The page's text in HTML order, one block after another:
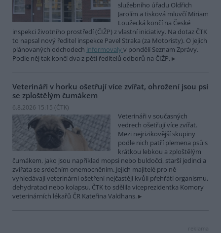
služebního úřadu Oldřich
Jarolím a tisková mluvčí Miriam
Loužecká končí na České
inspekci životního prostředí (ČIŽP) z vlastní iniciativy. Na dotaz ČTK
to napsal nový ředitel inspekce Pavel Straka (za Motoristy). O jejich
plánovaných odchodech informovaly v pondělí Seznam Zprávy.
Podle něj tak končí dva z pěti ředitelů odborů na ČIŽP.
Veterináři v horku ošetřují více zvířat, ohrožení jsou psi
se zploštělým čumákem
6.8.2026 15:15 (ČTK)
Veterináři v současných
vedrech ošetřují více zvířat.
Mezi nejrizikovější skupiny
podle nich patří plemena psů s
krátkou lebkou a zploštělým
čumákem, jako jsou například mopsi nebo buldočci, starší jedinci a
zvířata se srdečním onemocněním. Jejich majitelé pro ně
vyhledávají veterinární ošetření nejčastěji kvůli přehřátí organismu,
dehydrataci nebo kolapsu. ČTK to sdělila viceprezidentka Komory
veterinárních lékařů ČR Kateřina Valdhans.
reklama